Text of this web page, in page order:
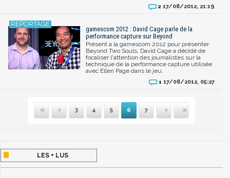
2 17/08/2012, 21:19
gamescom 2012 : David Cage parle de la
performance capture sur Beyond
Présent à la gamescom 2012 pour présenter
Beyond Two Souls, David Cage a décidé de
focaliser l'attention des journalistes sur la
technique de la performance capture utilisée
avec Ellen Page dans le jeu.
1 17/08/2012, 05:27
Première
Précédente
3 4 5 6 7
Suivante
Dernière
LES + LUS